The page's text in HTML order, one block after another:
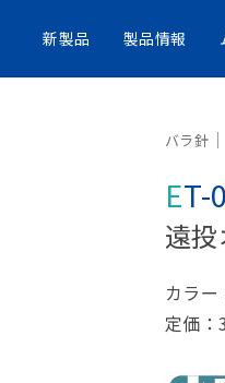
新製品 製品情報
バラ針
遠
カラー
定価：